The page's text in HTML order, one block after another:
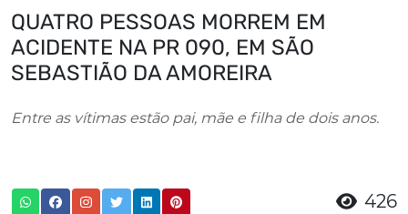
QUATRO PESSOAS MORREM EM
ACIDENTE NA PR 090, EM SÃO
SEBASTIÃO DA AMOREIRA
Entre as vítimas estão pai, mãe e filha de dois anos.
426